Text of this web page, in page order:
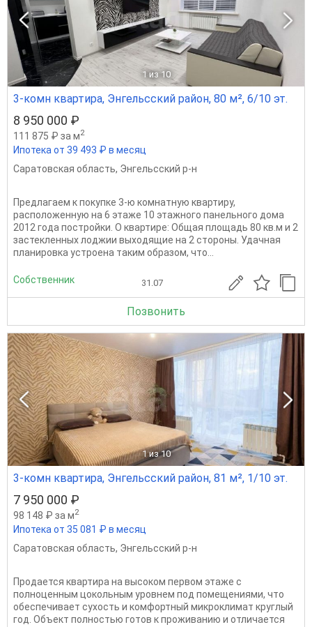
1 из 10
3-комн квартира, Энгельсский район, 80 м², 6/10 эт.
8 950 000 ₽
111 875 ₽ за м2
Ипотека от 39 493 ₽ в месяц
Саратовская область, Энгельсский р-н
Предлагаем к покупке 3-ю комнатную квартиру,
расположенную на 6 этаже 10 этажного панельного дома
2012 года постройки. О квартире: Общая площадь 80 кв.м и 2
застекленных лоджии выходящие на 2 стороны. Удачная
планировка устроена таким образом, что...
Собственник 31.07
Позвонить
1 из 10
3-комн квартира, Энгельсский район, 81 м², 1/10 эт.
7 950 000 ₽
98 148 ₽ за м2
Ипотека от 35 081 ₽ в месяц
Саратовская область, Энгельсский р-н
Продается квартира на высоком первом этаже с
полноценным цокольным уровнем под помещениями, что
обеспечивает сухость и комфортный микроклимат круглый
год. Объект полностью готов к проживанию и отличается